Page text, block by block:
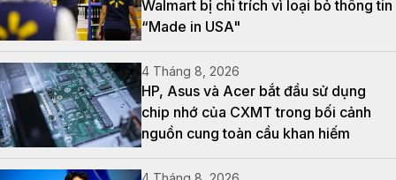
Walmart bị chỉ trích vì loại bỏ thông tin
“Made in USA"
4 Tháng 8, 2026
HP, Asus và Acer bắt đầu sử dụng
chip nhớ của CXMT trong bối cảnh
nguồn cung toàn cầu khan hiếm